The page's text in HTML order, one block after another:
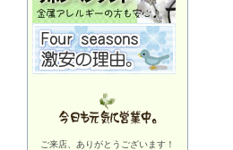
ご来店、ありがとうございます！